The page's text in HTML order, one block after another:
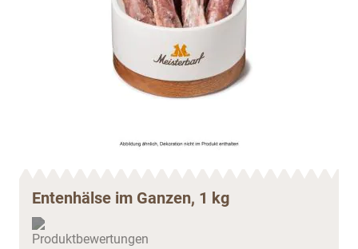
Entenhälse im Ganzen, 1 kg